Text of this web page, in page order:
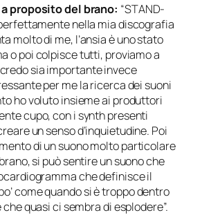
proposito del brano: “STAND-
nella mia discografia
molto di me, l’ansia è uno stato
o poi colpisce tutti, proviamo a
sia importante invece
per me la ricerca dei suoni
ho voluto insieme ai produttori
cupo, con i synth presenti
un senso d’inquietudine. Poi
di un suono molto particolare
si può sentire un suono che
che definisce il
come quando si è troppo dentro
quasi ci sembra di esplodere”.